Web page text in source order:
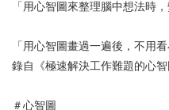
「用心智圖來整理腦中想法時
「用心智圖畫過一遍後，不用
錄自《極速解決工作難題的心智
＃心智圖